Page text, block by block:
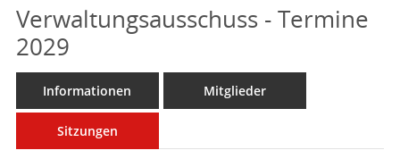
Verwaltungsausschuss - Termine
2029
Informationen Mitglieder
Sitzungen